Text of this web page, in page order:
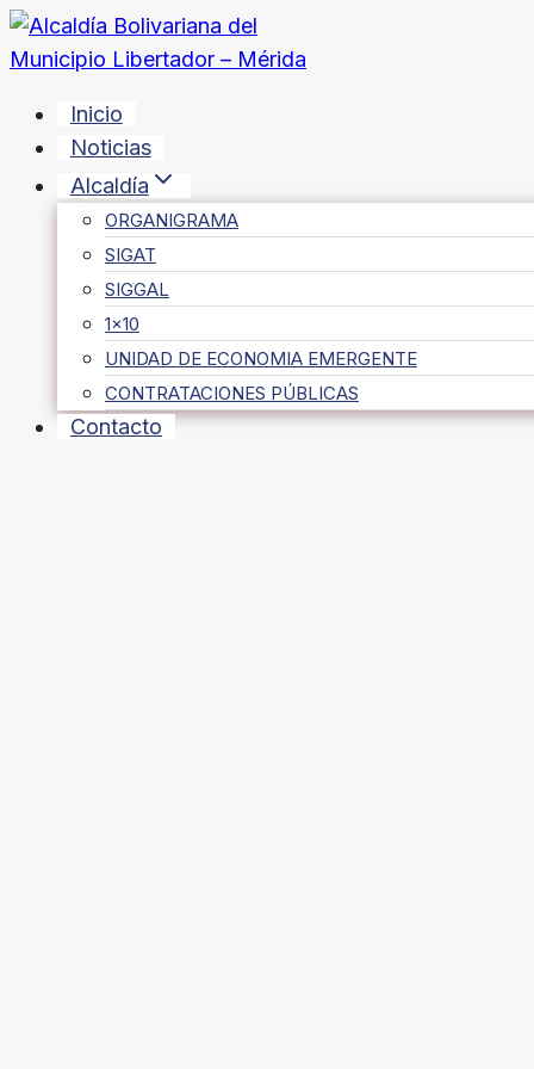
Saltar
al
Inicio
Noticias
Alcaldía
ORGANIGRAMA
SIGAT
SIGGAL
1×10
UNIDAD DE ECONOMIA EMERGENTE
CONTRATACIONES PÚBLICAS
Contacto